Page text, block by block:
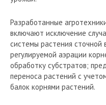
Разработанные
включают исключение
системы растения сточной
регулируемой аэрации
обработку субстратов;
переноса растений с
балок корнями растений.